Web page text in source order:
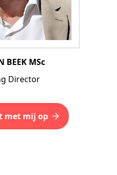
BEEK MSc
Director
met mij op